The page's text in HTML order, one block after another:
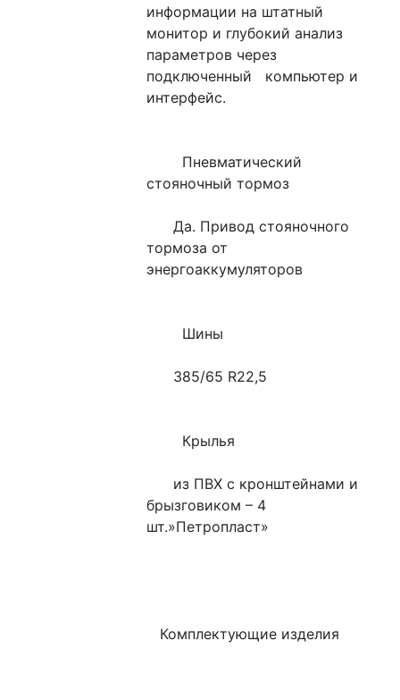
информации на штатный
монитор и глубокий анализ
параметров через
подключенный   компьютер и
интерфейс.
стояночный тормоз
      Да. Привод стояночного
тормоза от
энергоаккумуляторов
        Шины
      385/65 R22,5
        Крылья
брызговиком – 4
шт.»Петропласт»
   Комплектующие изделия